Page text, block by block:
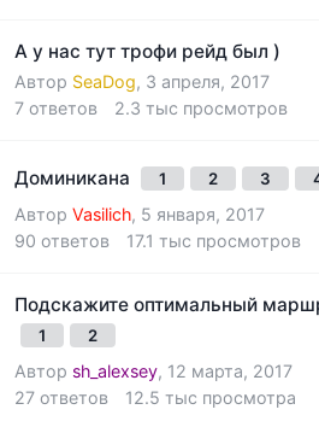
А у нас тут трофи рейд был )
Автор SeaDog, 3 апреля, 2017
7 ответов 2.3 тыс просмотров
Доминикана 1 2 3
Автор Vasilich, 5 января, 2017
90 ответов 17.1 тыс просмотров
Подскажите оптимальный
1 2
Автор sh_alexsey, 12 марта, 2017
27 ответов 12.5 тыс просмотра